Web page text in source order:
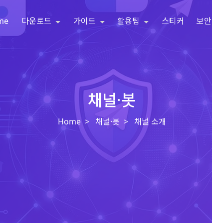
다운로드 가이드 활용팁 스티커 보안
채널·봇
Home 채널·봇 채널 소개